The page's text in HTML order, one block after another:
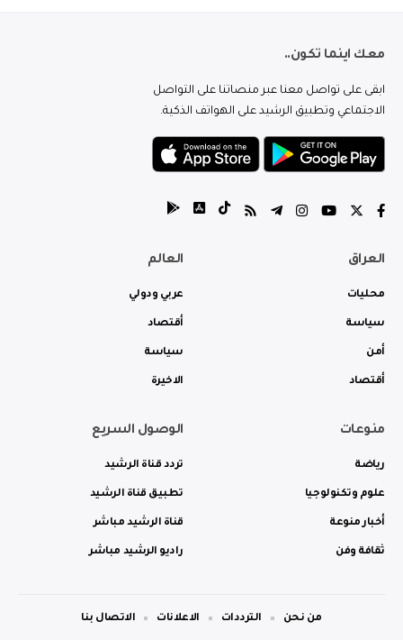
معك اينما تكون..
ابقى على تواصل معنا عبر منصاتنا على التواصل
الاجتماعي وتطبيق الرشيد على الهواتف الذكية.
العراق
محليات
سياسة
أمن
أقتصاد
العالم
عربي ودولي
أقتصاد
سياسة
الاخيرة
منوعات
رياضة
علوم وتكنولوجيا
أخبار منوعة
ثقافة وفن
الوصول السريع
تردد قناة الرشيد
تطبيق قناة الرشيد
قناة الرشيد مباشر
راديو الرشيد مباشر
من نحن الترددات الاعلانات الاتصال بنا